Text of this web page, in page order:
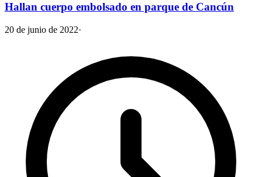
Hallan cuerpo embolsado en parque de Cancún
20 de junio de 2022·